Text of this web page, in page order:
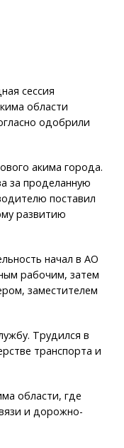
сессия
области
одобрили
акима города.
за проделанную
поставил
развитию
начал в АО
рабочим, затем
заместителем
Трудился в
транспорта и
области, где
и дорожно-